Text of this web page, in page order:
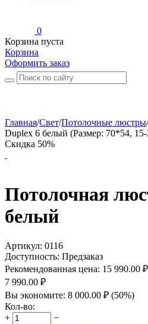
0
Корзина пуста
Корзина
Оформить заказ
Главная/Свет/Потолочные люстры/
Duplex 6 белый (Размер: 70*54,
Скидка 50%
Потолочная
белый
Артикул: 0116
Доступность: Предзаказ
Рекомендованная цена: 15 990.00 ₽
7 990.00 ₽
Вы экономите: 8 000.00 ₽ (50%)
Кол-во:
+
−